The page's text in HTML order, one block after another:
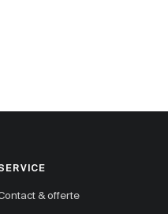
& offerte